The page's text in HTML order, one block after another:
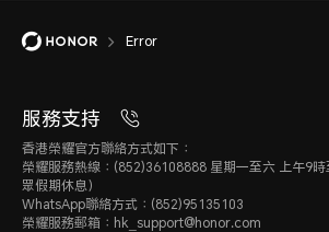
Error
服務支持
香港榮耀官方聯絡方式如下：
榮耀服務熱線：(852)36108888 星期一至六 上午9
眾假期休息）
WhatsApp聯絡方式：(852)95135103
榮耀服務郵箱：hk_support@honor.com